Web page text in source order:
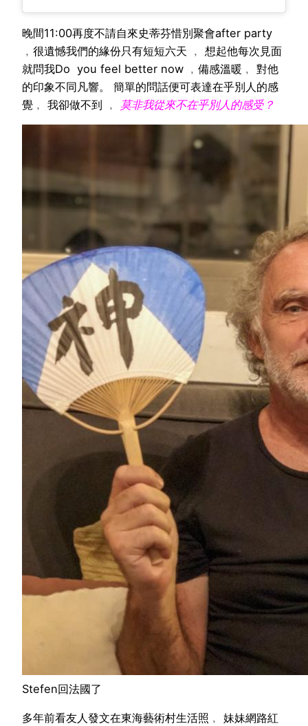
晚間11:00再度不請自來史蒂芬惜別聚會after party
﹐很遺憾我們的緣份只有短短六天 ﹐ 想起他每次見面
就問我Do you feel better now ﹐備感溫暖﹐ 對他
的印象不同凡響。 簡單的問話便可表達在乎別人的感
覺﹐ 我卻做不到 ﹐ 莫非我從來不在乎別人的感受？
Stefen回法國了
多年前看友人發文在東海藝術村生活照﹐ 妹妹網路紅